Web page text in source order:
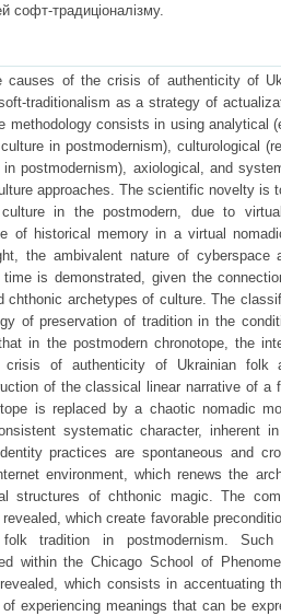
софт-традиціоналізму.
of the crisis of authenticity of
traditionalism as a strategy of
methodology consists in using analytical
in postmodernism), culturological
postmodernism), axiological, and
approaches. The scientific novelty is
in the postmodern, due to
of historical memory in a virtual
the ambivalent nature of cyberspace
is demonstrated, given the
archetypes of culture. The
of preservation of tradition in the
in the postmodern chronotope, the
crisis of authenticity of Ukrainian folk
of the classical linear narrative of a
is replaced by a chaotic nomadic
systematic character, inherent
practices are spontaneous and
environment, which renews the
structures of chthonic magic. The
which create favorable
tradition in postmodernism.
within the Chicago School of
which consists in accentuating
experiencing meanings that can be